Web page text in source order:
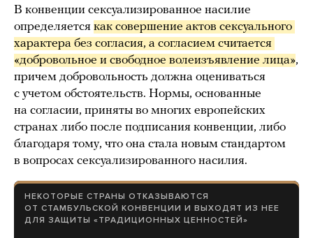
В конвенции сексуализированное насилие
определяется как совершение актов сексуального
характера без согласия, а согласием считается
«добровольное и свободное волеизъявление лица»,
причем добровольность должна оцениваться
с учетом обстоятельств. Нормы, основанные
на согласии, приняты во многих европейских
странах либо после подписания конвенции, либо
благодаря тому, что она стала новым стандартом
в вопросах сексуализированного насилия.
НЕКОТОРЫЕ СТРАНЫ ОТКАЗЫВАЮТСЯ
ОТ СТАМБУЛЬСКОЙ КОНВЕНЦИИ И ВЫХОДЯТ ИЗ НЕЕ
ДЛЯ ЗАЩИТЫ «ТРАДИЦИОННЫХ ЦЕННОСТЕЙ»